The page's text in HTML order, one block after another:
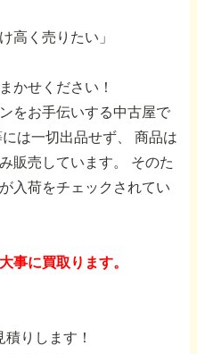
高く売りたい」
かせください！
をお手伝いする中古屋で
は一切出品せず、
商品は
販売しています。
そのた
入荷をチェックされてい
事に買取ります。
りします！